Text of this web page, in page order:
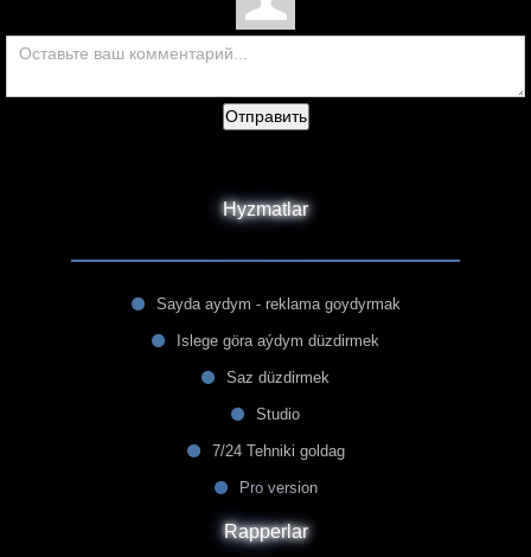
Отправить
Hyzmatlar
Sayda aydym - reklama goydyrmak
Islege göra aýdym düzdirmek
Saz düzdirmek
Studio
7/24 Tehniki goldag
Pro version
Rapperlar